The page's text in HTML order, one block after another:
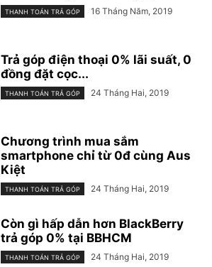
THANH TOÁN TRẢ GÓP 16 Tháng Năm, 2019
Trả góp điện thoại 0% lãi suất, 0
đồng đặt cọc...
THANH TOÁN TRẢ GÓP 24 Tháng Hai, 2019
Chương trình mua sắm
smartphone chỉ từ 0đ cùng Aus
Kiệt
THANH TOÁN TRẢ GÓP 24 Tháng Hai, 2019
Còn gì hấp dẫn hơn BlackBerry
trả góp 0% tại BBHCM
THANH TOÁN TRẢ GÓP 24 Tháng Hai, 2019